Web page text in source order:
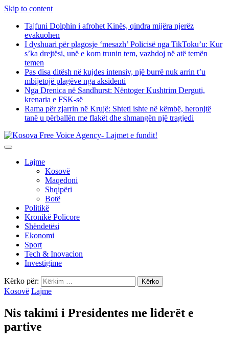
Skip to content
Tajfuni Dolphin i afrohet Kinës, qindra mijëra njerëz
evakuohen
I dyshuari për plagosje ‘mesazh’ Policisë nga TikToku’u: Kur
s’ka drejtësi, unë e kom trunin tem, vazhdoj në atë temën
temen
Pas disa ditësh në kujdes intensiv, një burrë nuk arrin t’u
mbijetojë plagëve nga aksidenti
Nga Drenica në Sandhurst: Nëntoger Kushtrim Derguti,
krenaria e FSK-së
Rama për zjarrin në Krujë: Shteti ishte në këmbë, heronjtë
tanë u përballën me flakët dhe shmangën një tragjedi
Lajme
Kosovë
Maqedoni
Shqipëri
Botë
Politikë
Kronikë Policore
Shëndetësi
Ekonomi
Sport
Tech & Inovacion
Investigime
Kërko për:
Kosovë Lajme
Nis takimi i Presidentes me liderët e
partive